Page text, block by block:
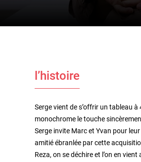
l’histoire
Serge vient de s’offrir un tableau
monochrome le touche
Serge invite Marc et Yvan pour
amitié ébranlée par cette
Reza, on se déchire et l’on en